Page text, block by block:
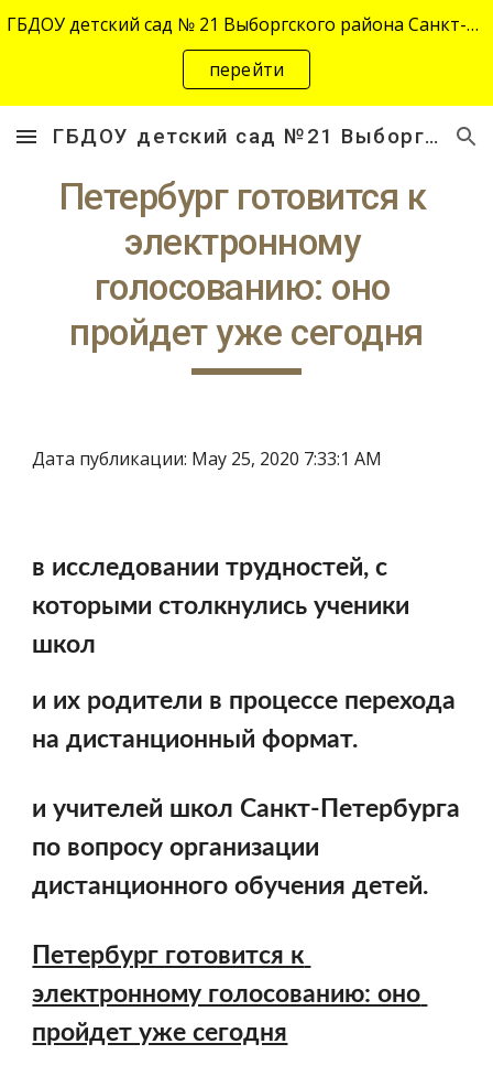
Skip to main content Skip to navigation
ГБДОУ детский сад № 21 Выборгского района Санкт-Петербурга переехал на новый адрес "site-2645.siteedu.ru".
перейти
ГБДОУ детский сад №21 Выборгского района Санкт-Петербурга
Петербург готовится к
электронному
голосованию: оно
пройдет уже сегодня
Дата публикации: May 25, 2020 7:33:1 AM
в исследовании трудностей, с
которыми столкнулись ученики
школ
и их родители в процессе перехода
на дистанционный формат.
и учителей школ Санкт-Петербурга
по вопросу организации
дистанционного обучения детей.
Петербург готовится к
электронному голосованию: оно
пройдет уже сегодня